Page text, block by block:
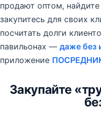
продают оптом,
закупитесь для своих
посчитать долги
павильонах — даже без
приложение
Закупайте